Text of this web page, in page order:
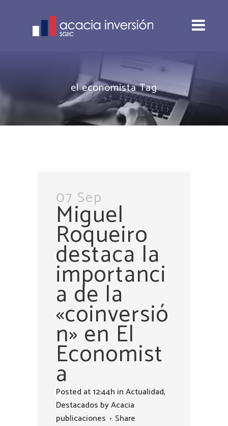
el economista Tag
07 Sep
Miguel
Roqueiro
destaca la
importanci
a de la
«coinversió
n» en El
Economist
a
Posted at 12:44h inActualidad,
Destacados byAcacia
publicaciones
Share